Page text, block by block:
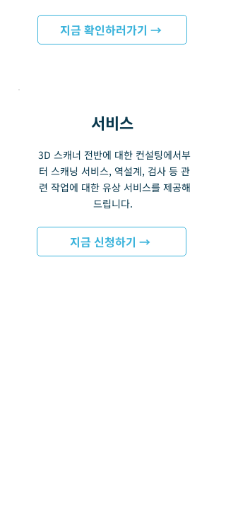
지금 확인하러가기 →
서비스
3D 스캐너 전반에 대한 컨설팅에서부
터 스캐닝 서비스, 역설계, 검사 등 관
련 작업에 대한 유상 서비스를 제공해
드립니다.
지금 신청하기 →